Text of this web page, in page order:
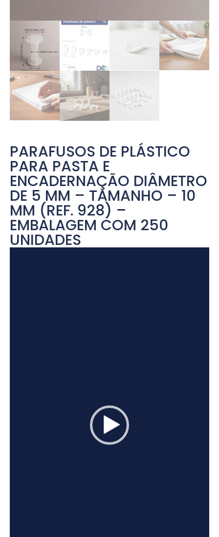
PARAFUSOS DE PLÁSTICO
PARA PASTA E
ENCADERNAÇÃO DIÂMETRO
DE 5 MM – TAMANHO – 10
MM (REF. 928) –
EMBALAGEM COM 250
UNIDADES